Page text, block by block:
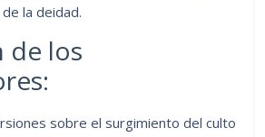
la deidad.
de los
sobre el surgimiento del culto